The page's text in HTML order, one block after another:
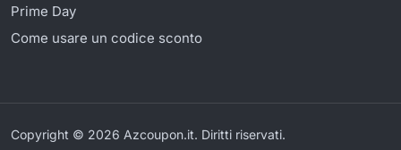
Prime Day
Come usare un codice sconto
Copyright © 2026 Azcoupon.it. Diritti riservati.